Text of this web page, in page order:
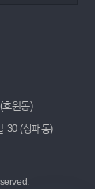
원동)
30 (상패동)